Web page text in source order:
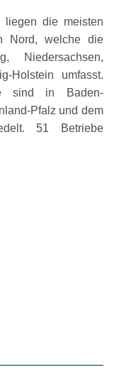
liegen die meisten
Nord, welche die
Niedersachsen,
Holstein umfasst.
sind in Baden-
Pfalz und dem
51 Betriebe